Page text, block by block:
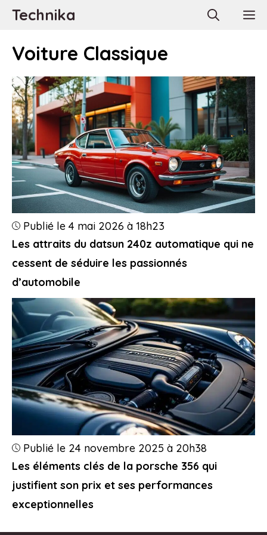
AllerTechnika
Voiture Classique
Les attraits du datsun 240z automatique qui ne
cessent de séduire les passionnés
d’automobile
Publié le 4 mai 2026 à 18h23
Les éléments clés de la porsche 356 qui
justifient son prix et ses performances
exceptionnelles
Publié le 24 novembre 2025 à 20h38